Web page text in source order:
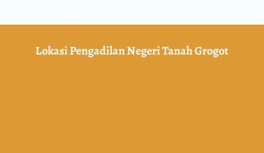
Lokasi Pengadilan Negeri Tanah Grogot